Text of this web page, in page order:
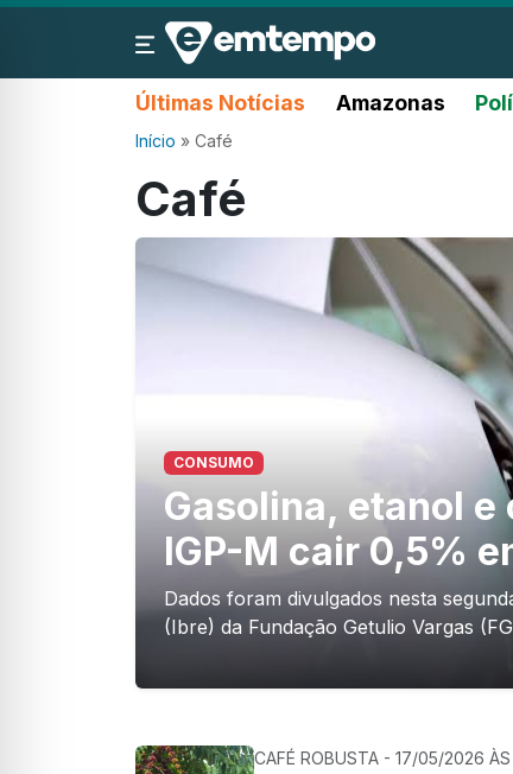
Últimas Notícias Amazonas
Início » Café
Café
CONSUMO
Gasolina, etanol
IGP-M cair 0,5%
Dados foram divulgados nesta
(Ibre) da Fundação Getulio Vargas
CAFÉ ROBUSTA - 17/05/2026 ÀS